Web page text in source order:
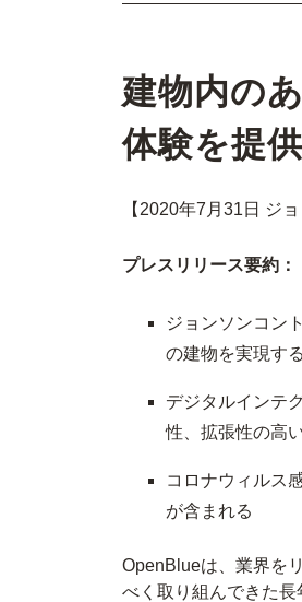
建物内の
体験を提供
【2020年7月31日 ジ
プレスリリース要約：
ジョンソンコン
の建物を実現す
デジタルインテ
性、拡張性の高
コロナウィルス
が含まれる
OpenBlueは、業界を
べく取り組んできた